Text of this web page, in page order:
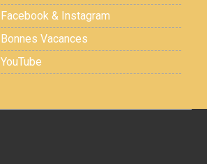
Facebook & Instagram
Bonnes Vacances
YouTube